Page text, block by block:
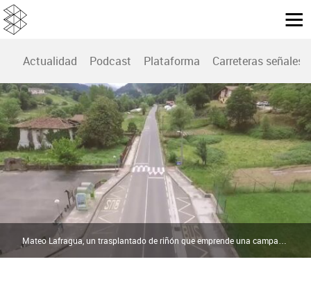
Actualidad Podcast Plataforma Carreteras señales
Mateo Lafragua, un trasplantado de riñón que emprende una campaña contra la proliferación de resaltos | Mateo Lafragua, un trasplantado de riñón que emprende una campaña contra la proliferación de resaltos